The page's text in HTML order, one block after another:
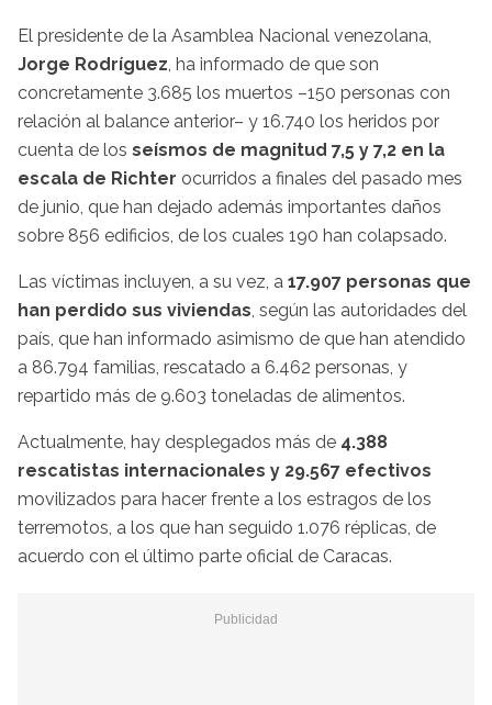
El presidente de la Asamblea Nacional venezolana,
Jorge Rodríguez, ha informado de que son
concretamente 3.685 los muertos –150 personas con
relación al balance anterior– y 16.740 los heridos por
cuenta de los seísmos de magnitud 7,5 y 7,2 en la
escala de Richter ocurridos a finales del pasado mes
de junio, que han dejado además importantes daños
sobre 856 edificios, de los cuales 190 han colapsado.
Las víctimas incluyen, a su vez, a 17.907 personas que
han perdido sus viviendas, según las autoridades del
país, que han informado asimismo de que han atendido
a 86.794 familias, rescatado a 6.462 personas, y
repartido más de 9.603 toneladas de alimentos.
Actualmente, hay desplegados más de 4.388
rescatistas internacionales y 29.567 efectivos
movilizados para hacer frente a los estragos de los
terremotos, a los que han seguido 1.076 réplicas, de
acuerdo con el último parte oficial de Caracas.